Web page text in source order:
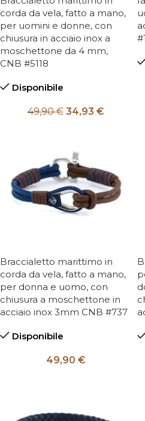
corda da vela, fatto a mano,
per uomini e donne, con
chiusura in acciaio inox a
moschettone da 4 mm,
CNB #5118
Disponibile
49,90€ 34,93 €
Braccialetto marittimo in
corda da vela, fatto a mano,
per donna e uomo, con
chiusura a moschettone in
acciaio inox 3mm CNB #737
Disponibile
49,90 €